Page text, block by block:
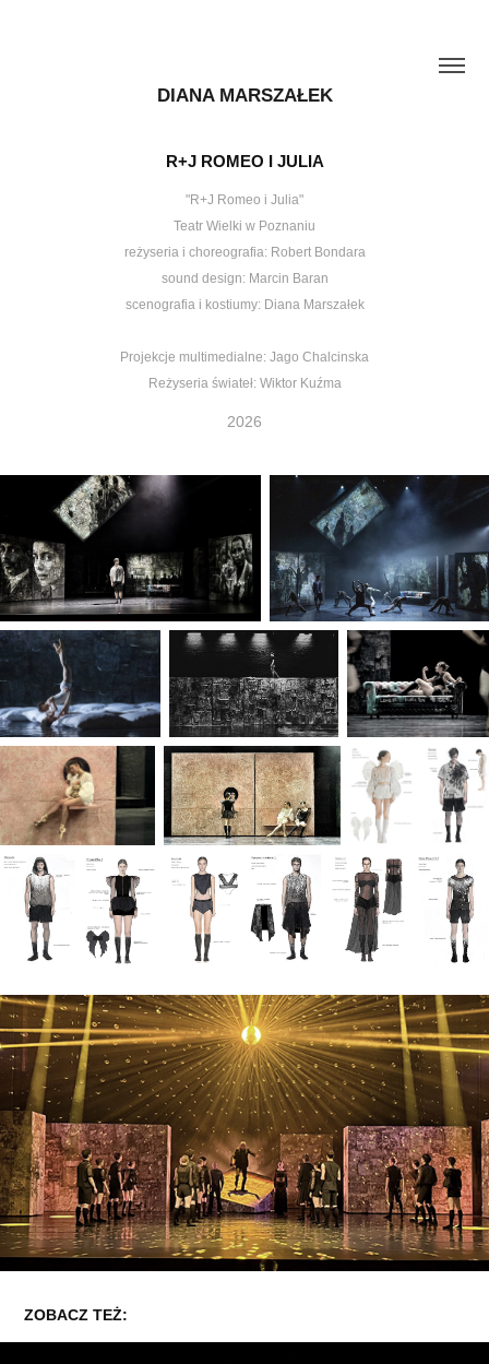
DIANA MARSZAŁEK
R+J ROMEO I JULIA
"R+J Romeo i Julia"
Teatr Wielki w Poznaniu
reżyseria i choreografia: Robert Bondara
sound design: Marcin Baran
scenografia i kostiumy: Diana Marszałek
Projekcje multimedialne: Jago Chalcinska
Reżyseria świateł: Wiktor Kuźma
2026
ZOBACZ TEŻ: